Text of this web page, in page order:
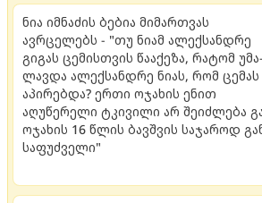
ნია იმნაძის ბებია მიმართვას
ავრცელებს - "თუ ნიამ ალექ­სან­დრე
გი­გას ცე­მის­თვის წა­ა­ქე­ზა, რა­ტომ უმა­
ლავ­და ალექ­სან­დრე ნიას, რომ ცე­მას
აპი­რებ­და? ერთი ოჯახის ენით
აღუწერელი ტკივილი არ შეიძლება
ოჯახის 16 წლის ბავშვის საჯაროდ
საფუძველი"